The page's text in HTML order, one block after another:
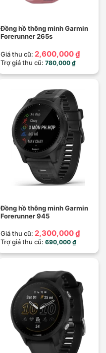
Đồng hồ thông minh Garmin
Forerunner 265s
Giá thu cũ: 2,600,000 ₫
Trợ giá thu cũ: 780,000 ₫
Đồng hồ thông minh Garmin
Forerunner 945
Giá thu cũ: 2,300,000 ₫
Trợ giá thu cũ: 690,000 ₫